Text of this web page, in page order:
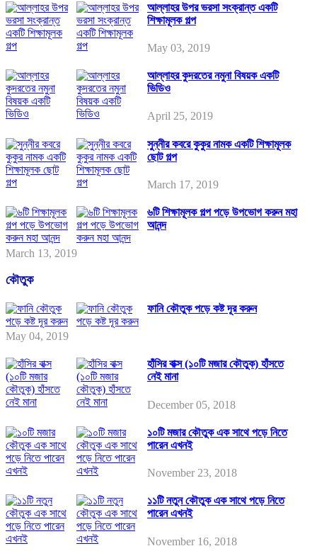
আল্লাহর উপর ভরসা সংক্রান্ত একটি
শিক্ষামূলক গল্প
May 03, 2019
আল্লাহর কুদরতের নমুনা বিষয়ক একটি
ভিডিও
April 25, 2019
সুন্নীর কবরে কুকুর নামক একটি শিক্ষামূলক
ছোট গল্প
March 17, 2019
৬টি শিক্ষামূলক গল্প পড়ে উপভোগ করুন মহা
আনন্দ
March 13, 2019
কৌতুক
ফানি কৌতুক পড়ে কষ্ট দূর করুন
May 04, 2019
হাঁসির বাক্স (১০টি মজার কৌতুক) হাঁসতে
নেই মানা
December 05, 2018
১০টি মজার কৌতুক এক সাথে পড়ে নিতে
পারেন এখনই
November 23, 2018
১১টি নতুন কৌতুক এক সাথে পড়ে নিতে
পারেন এখনই
November 16, 2018